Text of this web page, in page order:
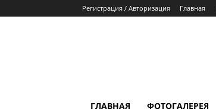
Регистрация / Авторизация Главная
ГЛАВНАЯ ФОТОГАЛЕРЕЯ